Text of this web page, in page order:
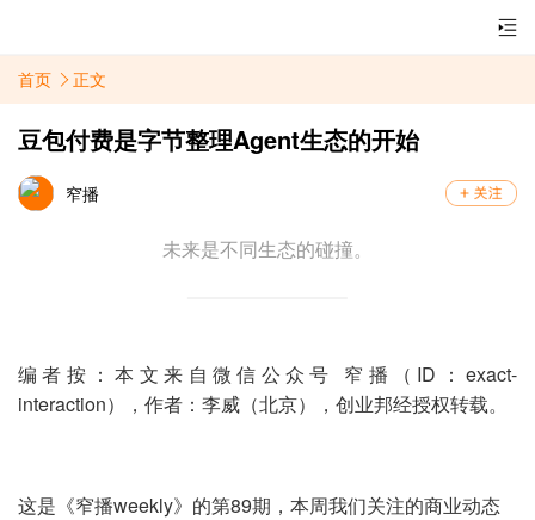
首页 正文
豆包付费是字节整理Agent生态的开始
窄播
未来是不同生态的碰撞。
编者按：本文来自微信公众号 窄播（ID：exact-
interaction），作者： 李威（北京） ，创业邦经授权转载。
这是《窄播weekly》的第89期，本周我们关注的商业动态